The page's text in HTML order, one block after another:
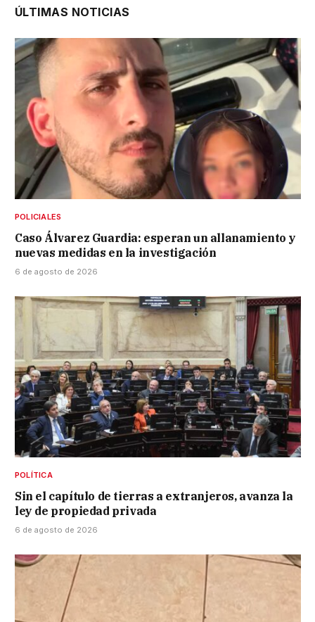
ÚLTIMAS NOTICIAS
POLICIALES
Caso Álvarez Guardia: esperan un allanamiento y
nuevas medidas en la investigación
6 de agosto de 2026
POLÍTICA
Sin el capítulo de tierras a extranjeros, avanza la
ley de propiedad privada
6 de agosto de 2026